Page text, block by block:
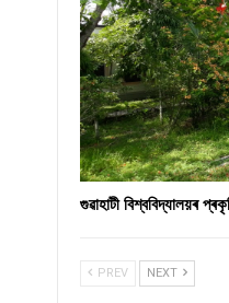
গুৱাহাটী বিশ্ববিদ্যালয়ৰ
PREV NEXT